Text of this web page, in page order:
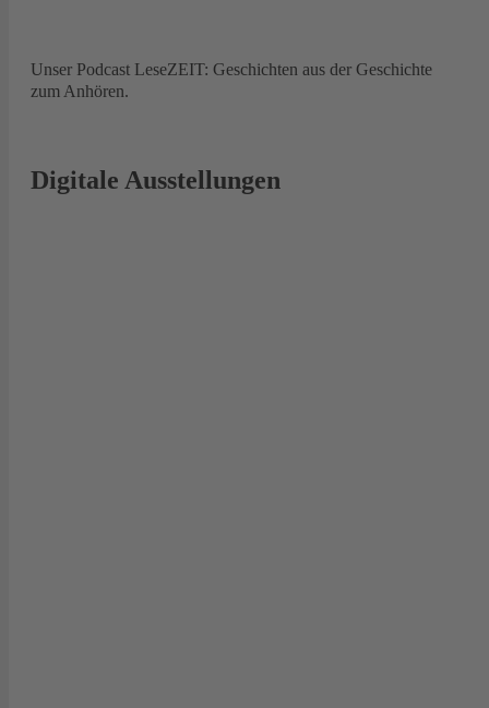
Unser Podcast LeseZEIT: Geschichten aus der Geschichte
zum Anhören.
Digitale Ausstellungen